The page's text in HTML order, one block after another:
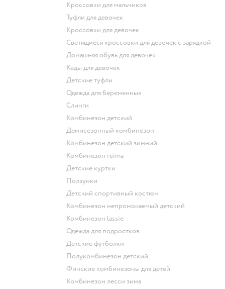
Кроссовки для мальчиков
Туфли для девочек
Кроссовки для девочек
Светящиеся кроссовки для девочек с зарядкой
Домашняя обувь для девочек
Кеды для девочек
Детские туфли
Одежда для беременных
Слинги
Комбинезон детский
Демисезонный комбинезон
Комбинезон детский зимний
Комбинезон reima
Детские куртки
Ползунки
Детский спортивный костюм
Комбинезон непромокаемый детский
Комбинезон lassie
Одежда для подростков
Детские футболки
Полукомбинезон детский
Финские комбинезоны для детей
Комбинезон лесси зима